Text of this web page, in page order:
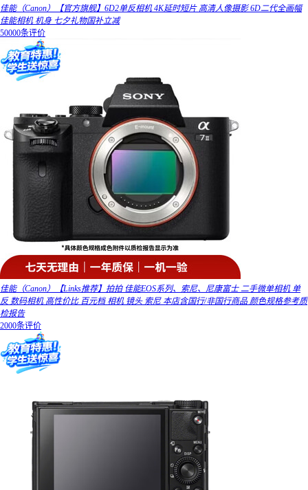
佳能（Canon）【官方旗舰】6D2单反相机 4K延时短片 高清人像摄影 6D二代全画幅
佳能相机 机身 七夕礼物国补立减
50000条评价
佳能（Canon）【Links推荐】拍拍 佳能EOS系列、索尼、尼康富士 二手微单相机 单
反 数码相机 高性价比 百元档 相机 镜头 索尼 本店含国行/非国行商品 颜色规格参考质
检报告
2000条评价